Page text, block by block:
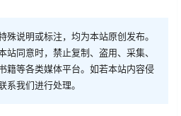
殊说明或标注，均为本站原创发布。
站同意时，禁止复制、盗用、采集、
籍等各类媒体平台。如若本站内容侵
系我们进行处理。